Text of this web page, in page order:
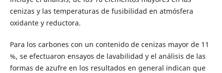
cenizas y las temperaturas de fusibilidad en atmósfera
oxidante y reductora.
Para los carbones con un contenido de cenizas mayor de 11
%, se efectuaron ensayos de lavabilidad y el análisis de las
formas de azufre en los resultados en general indican que